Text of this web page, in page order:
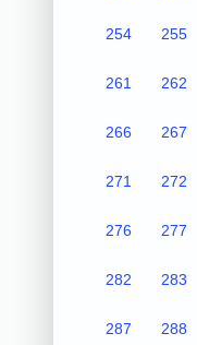
254 255
261 262
266 267
271 272
276 277
282 283
287 288